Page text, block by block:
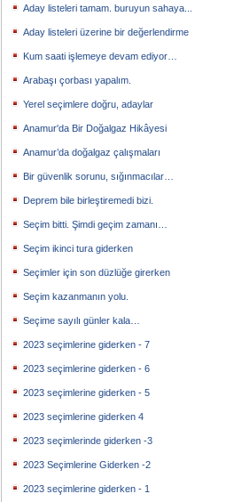
Aday listeleri tamam. buruyun sahaya...
Aday listeleri üzerine bir değerlendirme
Kum saati işlemeye devam ediyor…
Arabaşı çorbası yapalım.
Yerel seçimlere doğru, adaylar
Anamur'da Bir Doğalgaz Hikâyesi
Anamur’da doğalgaz çalışmaları
Bir güvenlik sorunu, sığınmacılar…
Deprem bile birleştiremedi bizi.
Seçim bitti. Şimdi geçim zamanı…
Seçim ikinci tura giderken
Seçimler için son düzlüğe girerken
Seçim kazanmanın yolu.
Seçime sayılı günler kala…
2023 seçimlerine giderken - 7
2023 seçimlerine giderken - 6
2023 seçimlerine giderken - 5
2023 seçimlerine giderken 4
2023 seçimlerinde giderken -3
2023 Seçimlerine Giderken -2
2023 seçimlerine giderken - 1